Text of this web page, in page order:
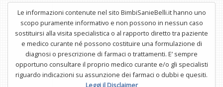
Le informazioni contenute nel sito BimbiSanieBelli.it hanno uno
scopo puramente informativo e non possono in nessun caso
sostituirsi alla visita specialistica o al rapporto diretto tra paziente
e medico curante né possono costituire una formulazione di
diagnosi o prescrizione di farmaci o trattamenti. E’ sempre
opportuno consultare il proprio medico curante e/o gli specialisti
riguardo indicazioni su assunzione dei farmaci o dubbi e quesiti.
Leggi il Disclaimer